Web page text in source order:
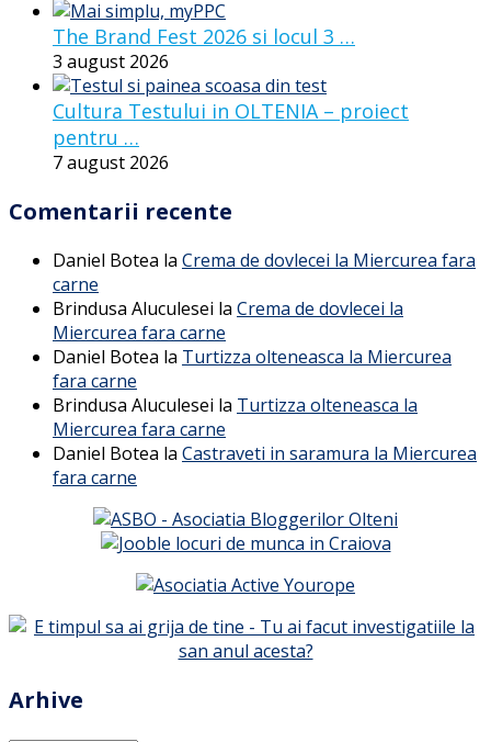
The Brand Fest 2026 si locul 3 …
3 august 2026
Cultura Testului in OLTENIA – proiect
pentru …
7 august 2026
Comentarii recente
Daniel Botea la Crema de dovlecei la Miercurea fara
carne
Brindusa Aluculesei la Crema de dovlecei la
Miercurea fara carne
Daniel Botea la Turtizza olteneasca la Miercurea
fara carne
Brindusa Aluculesei la Turtizza olteneasca la
Miercurea fara carne
Daniel Botea la Castraveti in saramura la Miercurea
fara carne
Arhive